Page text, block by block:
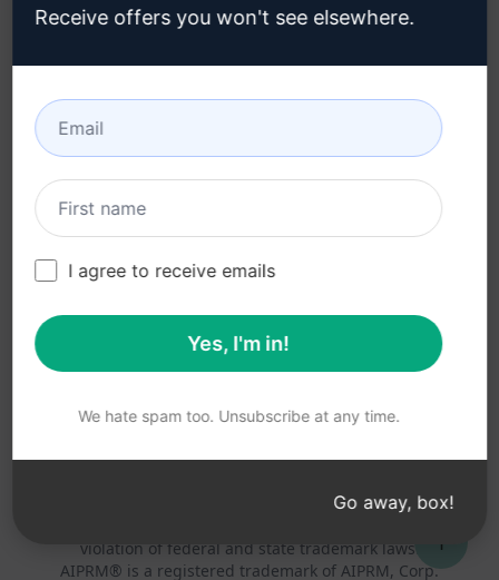
akzeptablen Nutzung
AGB für Browser-
Erweiterungen (en)
AGB für Verrechnung
(en)
Microsoft Edge
© 2026
All logos, trademarks, and registered trademarks are the
AIPRM and other related brand names are registered
laws.
and EU CTM EU18823472, EU18830896.
violation of federal and state trademark laws.
AIPRM® is a registered trademark of AIPRM, Corp.
↑
Receive offers you won't see elsewhere.
I agree to receive emails
Yes, I'm in!
We hate spam too. Unsubscribe at any time.
Go away, box!